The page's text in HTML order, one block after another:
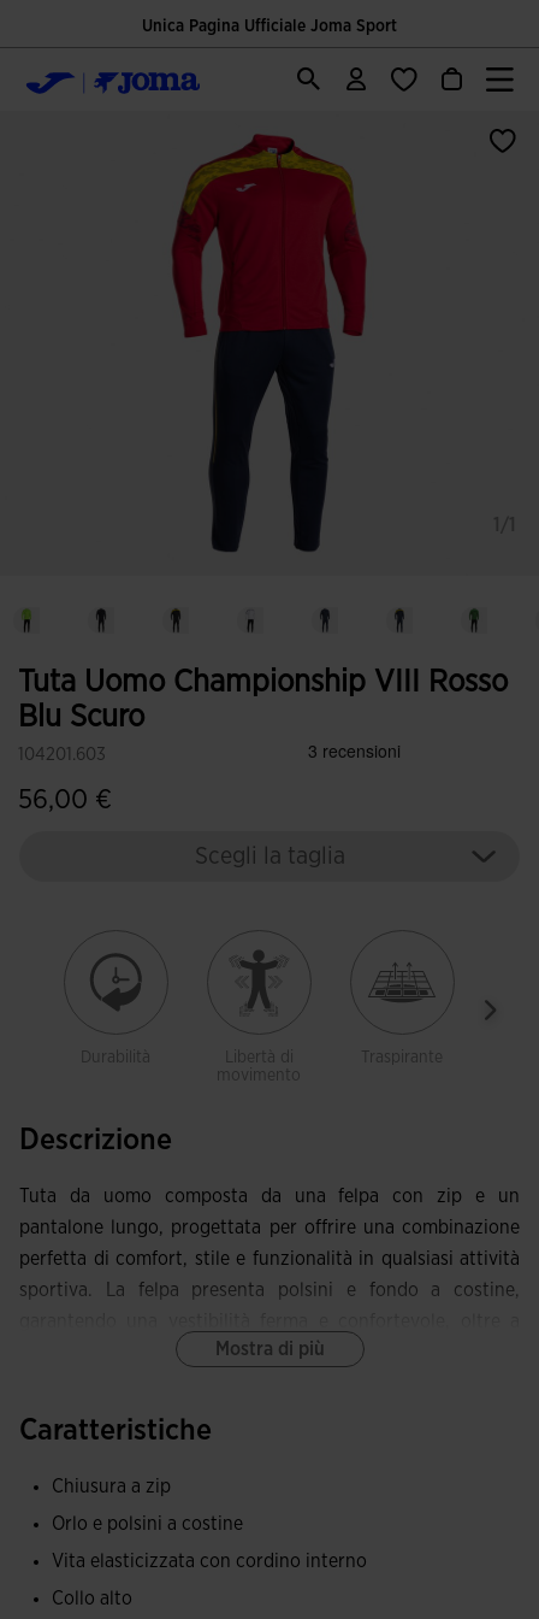
Unica Pagina Ufficiale Joma Sport
Tuta Uomo Championship VIII Rosso
Blu Scuro
104201.603
56,00 €
Scegli la taglia
Durabilità
Libertà di
movimento
Traspirante
Descrizione
Tuta da uomo composta da una felpa con zip e un
pantalone lungo, progettata per offrire una combinazione
perfetta di comfort, stile e funzionalità in qualsiasi attività
sportiva. La felpa presenta polsini e fondo a costine,
tasche con zip per tenere al sicuro i tuoi effetti personali
il mento offre maggiore comfort, evitando possibili
aggiunge un tocco moderno e distintivo. D'altra parte, il
personalizzata e sicura. Inoltre, le tasche con zip sul
pantalone assicurano che tu possa conservare i tuoi
Mostra di più
Caratteristiche
Chiusura a zip
Orlo e polsini a costine
Vita elasticizzata con cordino interno
Collo alto